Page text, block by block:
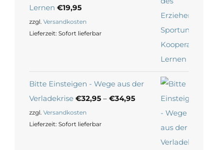
Lernen €19,95
zzgl. Versandkosten
Lieferzeit: Sofort lieferbar
Bitte Einsteigen - Wege aus der
Verladekrise €32,95 – €34,95
zzgl. Versandkosten
Lieferzeit: Sofort lieferbar